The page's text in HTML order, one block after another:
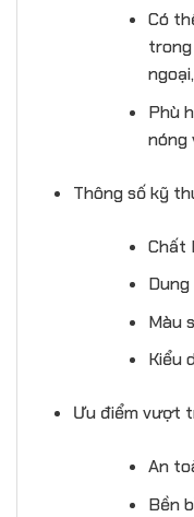
Có
trong
Phù
nóng
Thông số kỹ
Chất
Màu
Kiểu
Ưu điểm vượt
An
Bền